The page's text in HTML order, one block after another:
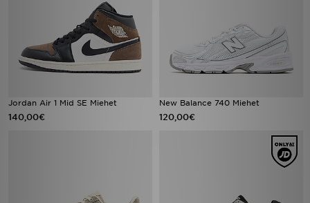
Jordan Air 1 Mid SE Miehet
140,00€
New Balance 740 Miehet
120,00€